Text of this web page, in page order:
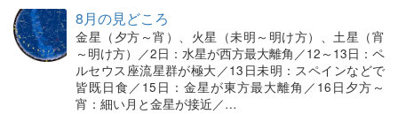
8月の見どころ
金星（夕方～宵）、火星（未明～明け方）、土星（宵
～明け方）／2日：水星が西方最大離角／12～13日：ペ
ルセウス座流星群が極大／13日未明：スペインなどで
皆既日食／15日：金星が東方最大離角／16日夕方～
宵：細い月と金星が接近／…